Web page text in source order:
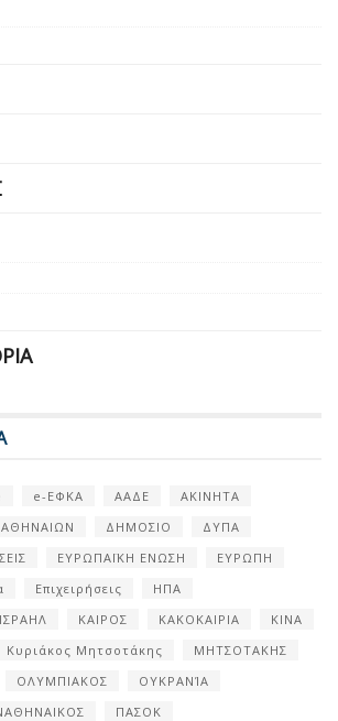
e-ΕΦΚΑ ΑΑΔΕ
ΑΚΙΝΗΤΑ
ΔΗΜΟΣΙΟ
ΔΥΠΑ
ΕΥΡΩΠΑΪΚΗ ΕΝΩΣΗ
ΕΥΡΩΠΗ
Επιχειρήσεις
ΗΠΑ
ΙΣΡΑΗΛ ΚΑΙΡΟΣ ΚΑΚΟΚΑΙΡΙΑ
ΚΙΝΑ
Κυριάκος Μητσοτάκης
ΜΗΤΣΟΤΑΚΗΣ
ΟΛΥΜΠΙΑΚΟΣ
ΟΥΚΡΑΝΊΑ
ΠΑΣΟΚ